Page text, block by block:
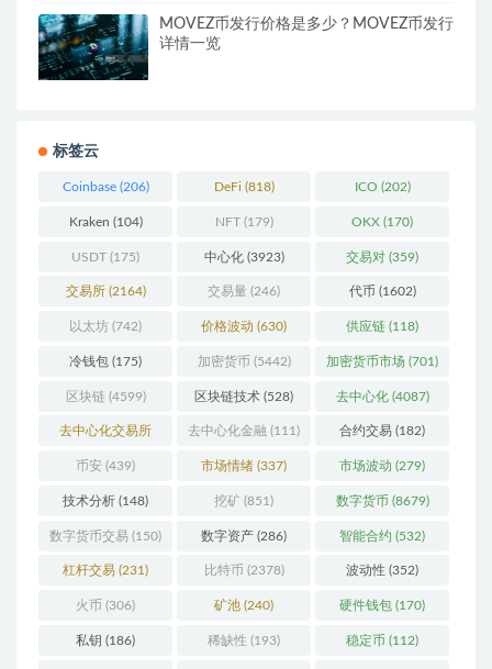
MOVEZ币发行价格是多少？MOVEZ币发行
详情一览
标签云
Coinbase(206) DeFi (818) ICO (202)
Kraken (104) NFT(179) OKX (170)
USDT (175) 中心化(3923) 交易对 (359)
交易所(2164) 交易量 (246) 代币 (1602)
以太坊 (742) 价格波动 (630) 供应链 (118)
冷钱包 (175) 加密货币 (5442) 加密货币市场 (701)
区块链(4599) 区块链技术 (528) 去中心化(4087)
去中心化交易所
(196)
去中心化金融 (111) 合约交易 (182)
币安 (439) 市场情绪 (337) 市场波动 (279)
技术分析 (148) 挖矿 (851) 数字货币 (8679)
数字货币交易 (150) 数字资产 (286) 智能合约 (532)
杠杆交易 (231) 比特币 (2378) 波动性 (352)
火币 (306) 矿池 (240) 硬件钱包 (170)
私钥 (186) 稀缺性 (193) 稳定币 (112)